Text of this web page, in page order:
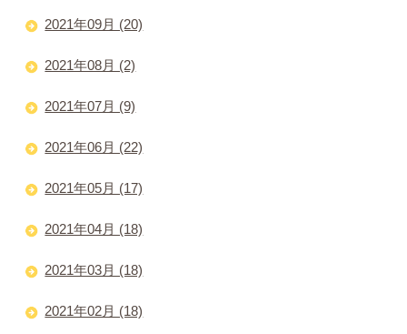
2021年09月 (20)
2021年08月 (2)
2021年07月 (9)
2021年06月 (22)
2021年05月 (17)
2021年04月 (18)
2021年03月 (18)
2021年02月 (18)